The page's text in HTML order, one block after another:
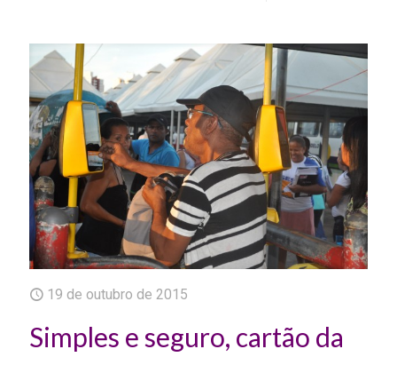
19 de outubro de 2015
Simples e seguro, cartão da